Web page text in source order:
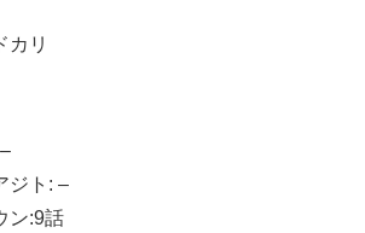
カリ
ジト: –
ン:9話